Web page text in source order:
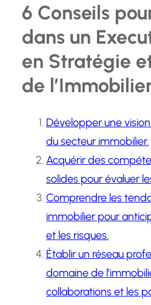
6 Conseils
dans un
en Stratégie
de
Développer une
du secteur immobilier.
Acquérir des
solides pour évaluer
Comprendre les
immobilier pour
et les risques.
Établir un réseau
domaine de
collaborations et les